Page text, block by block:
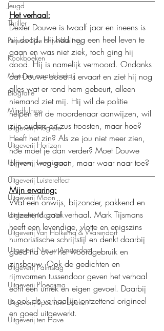
Jeugd
Thriller
Persoonlijke ontwikkeling
Kookboeken
Mens en maatschappij
Biografie
Mindfulness
Uitgeverij Hogrefe
Uitgeverij Horizon
Uitgeverij Lemniscaat
Uitgeverij Luistereffect
Uitgeverij Moon
Uitgeverij Mozaïek
Uitgeverij Van Holkema & Warendorf
Uitgeverij Nieuw Amsterdam
Uitgeverij Palmslag
Uitgeverij Ploegsma
Uitgeverij Spectrum boeken
Uitgeverij ten Have
Het verhaal:
Dexter Douwe is twaalf jaar en ineens is
hij dood. Hij had nog een heel leven te
gaan en was niet ziek, toch ging hij
dood. Hij is namelijk vermoord. Ondanks
dat Douwe dood is ervaart en ziet hij nog
alles wat er rond hem gebeurt, alleen
niemand ziet mij. Hij wil de politie
helpen en de moordenaar aanwijzen, wil
zijn ouders en zus troosten, maar hoe?
Heeft het zin? Als ze jou niet meer zien,
hoe moet je dan verder? Moet Douwe
blijven, weg gaan, maar waar naar toe?
Mijn ervaring:
Wat een onwijs, bijzonder, pakkend en
ontzettend gaaf verhaal. Mark Tijsmans
heeft een levendige, vlotte en enigszins
humoristische schrijfstijl en denkt daarbij
goed na over het woordgebruik en
zinsbouw. Ook de gedichten en
rijmvormen tussendoor geven het verhaal
echt een uniek en eigen gevoel. Daarbij
is ook de verhaallijn ontzettend origineel
en goed uitgewerkt.